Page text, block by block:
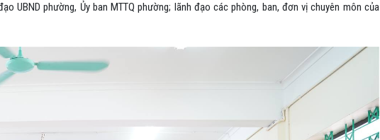
UBND phường, Ủy ban MTTQ phường; lãnh đạo các phòng, ban, đơn vị chuyên môn của